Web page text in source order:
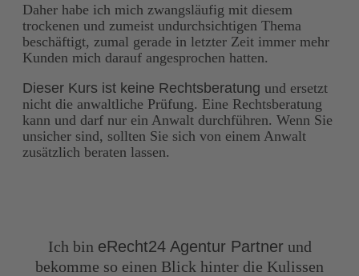
Daher habe ich mich zwangsläufig mit diesem
trockenen und zumeist undurchsichtigen Thema
beschäftigt, zumal gerade in letzter Zeit immer mehr
Kunden mich darauf angesprochen hatten.
Dieser Kurs ist keine Rechtsberatung und ersetzt
nicht die anwaltliche Prüfung. Eine Rechtsberatung
kann und darf nur ein Anwalt durchführen. Wenn Sie
unsicher sind, sollten Sie sich von einem Anwalt
zusätzlich beraten lassen.
Ich bin eRecht24 Agentur Partner und
bekomme so einen Blick hinter die Kulissen